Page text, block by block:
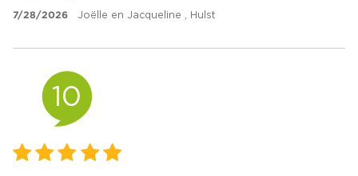
7/28/2026 Joëlle en Jacqueline , Hulst
10